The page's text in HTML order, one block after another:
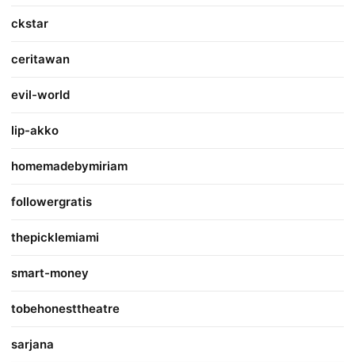
ckstar
ceritawan
evil-world
lip-akko
homemadebymiriam
followergratis
thepicklemiami
smart-money
tobehonesttheatre
sarjana